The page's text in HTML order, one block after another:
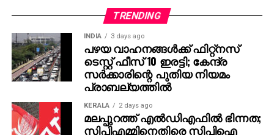
പ്രോസസ്സിംഗ് ഫീസ് എന്ന പേരില്‍ പണം അടയ്ക്കാനും
ആവശ്യപ്പെടുന്നതാണ് സാധാരണ രീതി. ചിലര്‍
മാല്‍വെയര്‍ ഇന്‍സ്റ്റാള്‍ ചെയ്യാനോ ഡാറ്റ
മോഷ്ടിക്കാനോ ലക്ഷ്യമിട്ടുള്ള വ്യാജ അഭിമുഖ
സോഫ്റ്റ്‌വെയറുകളും അയക്കുന്നു. ഇത്തരം തട്ടിപ്പുകള്‍
വ്യക്തികള്‍ക്കും സ്ഥാപനങ്ങള്‍ക്കും ഗുരുതരമായ
ഭീഷണിയാണെന്ന് ഗൂഗിള്‍ മുന്നറിയിപ്പ് നല്‍കി.
നിയമാനുസൃത തൊഴിലുടമകള്‍ ഒരിക്കലും സാമ്പത്തിക
TRENDING
INDIA 3 days ago
പഴയ വാഹനങ്ങള്‍ക്ക് ഫിറ്റ്‌നസ്
ടെസ്റ്റ് ഫീസ് 10 ഇരട്ടി; കേന്ദ്ര
സര്‍ക്കാരിന്റെ പുതിയ നിയമം
പ്രാബല്യത്തില്‍
KERALA 2 days ago
മലപ്പുറത്ത് എല്‍ഡിഎഫില്‍ ഭിന്നത;
സിപിഎമ്മിനെതിരെ സിപിഐ